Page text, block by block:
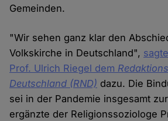
Gemeinden.
"Wir sehen ganz klar den
Volkskirche in Deutschland",
Prof. Ulrich Riegel dem
Deutschland (RND) dazu. Die
sei in der Pandemie insgesamt
ergänzte der Religionssoziologe